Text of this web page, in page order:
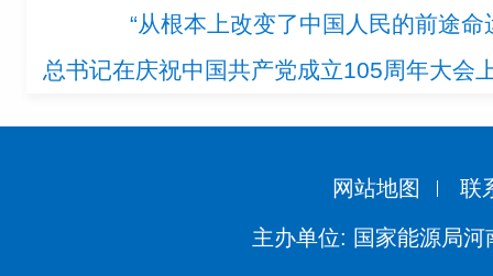
“从根本上改变了中国人民的前途
总书记在庆祝中国共产党成立105周年大会
网站地图 联
主办单位: 国家能源局河